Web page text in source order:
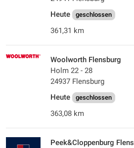
Heute
geschlossen
361,31 km
Woolworth Flensburg
Holm 22 - 28
24937 Flensburg
Heute
geschlossen
363,08 km
Peek&Cloppenburg